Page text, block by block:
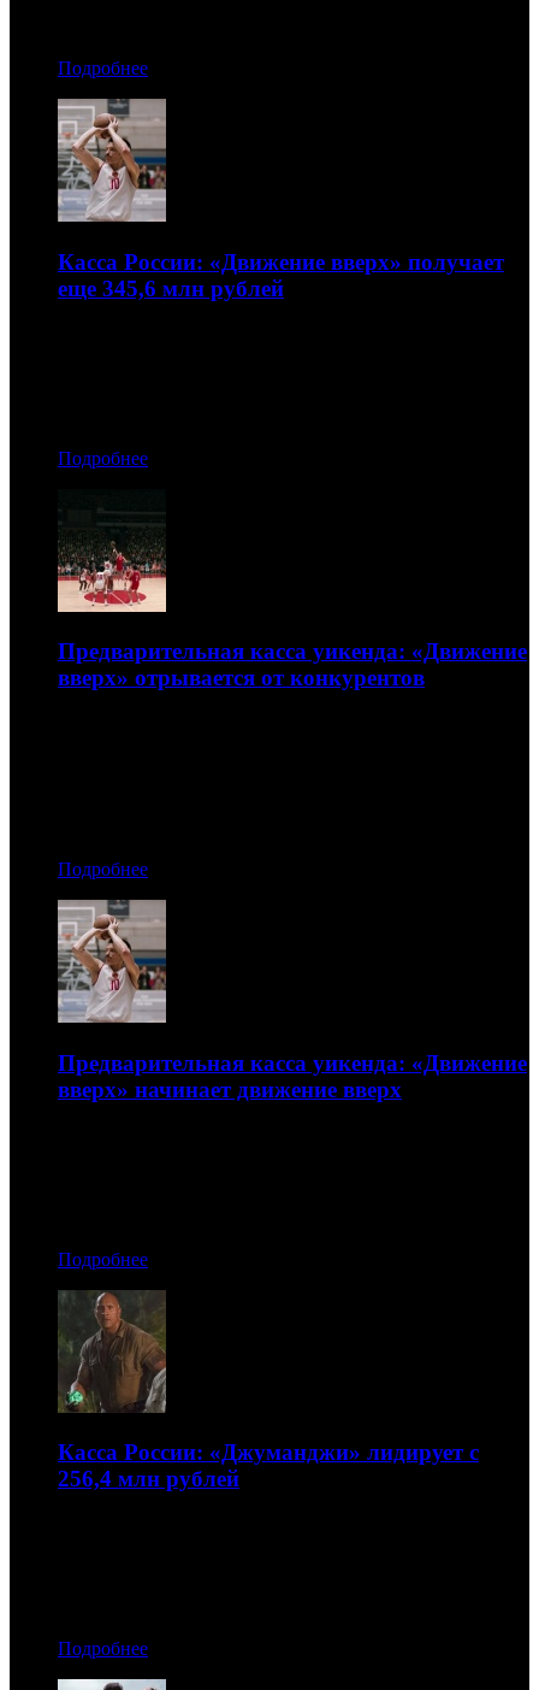
Подробнее
Касса России: «Движение вверх» получает
еще 345,6 млн рублей
Подробнее
Предварительная касса уикенда: «Движение
вверх» отрывается от конкурентов
Подробнее
Предварительная касса уикенда: «Движение
вверх» начинает движение вверх
Подробнее
Касса России: «Джуманджи» лидирует с
256,4 млн рублей
Подробнее